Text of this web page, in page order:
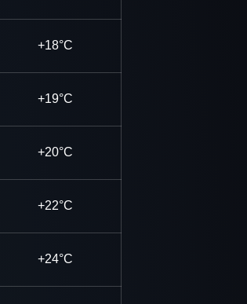
+18°C
+19°C
+20°C
+22°C
+24°C